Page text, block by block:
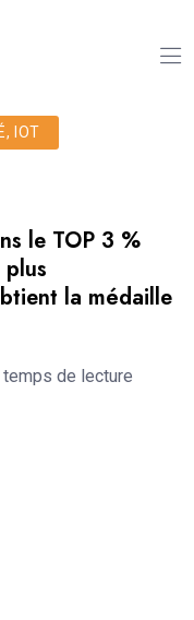
IOT
le TOP 3 %
la médaille
temps de lecture